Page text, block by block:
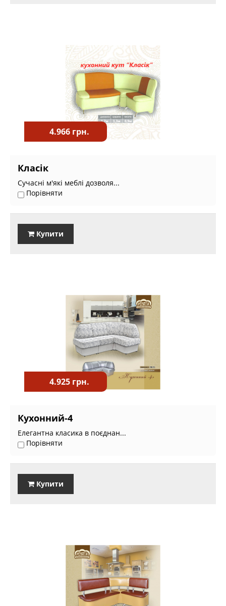
4.966 грн.
Класік
Сучасні м'які меблі дозволя...
Порівняти
Купити
4.925 грн.
Кухонний-4
Елегантна класика в поєднан...
Порівняти
Купити